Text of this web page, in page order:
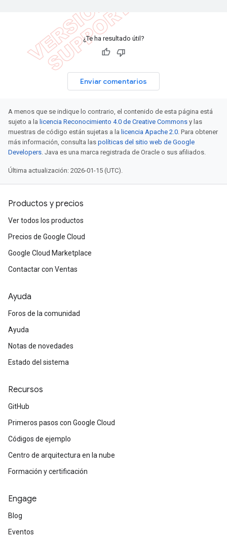
¿Te ha resultado útil?
Enviar comentarios
A menos que se indique lo contrario, el contenido de esta página está
sujeto a la licencia Reconocimiento 4.0 de Creative Commons y las
muestras de código están sujetas a la licencia Apache 2.0. Para obtener
más información, consulta las políticas del sitio web de Google
Developers. Java es una marca registrada de Oracle o sus afiliados.
Última actualización: 2026-01-15 (UTC).
Productos y precios
Ver todos los productos
Precios de Google Cloud
Google Cloud Marketplace
Contactar con Ventas
Ayuda
Foros de la comunidad
Ayuda
Notas de novedades
Estado del sistema
Recursos
GitHub
Primeros pasos con Google Cloud
Códigos de ejemplo
Centro de arquitectura en la nube
Formación y certificación
Engage
Blog
Eventos